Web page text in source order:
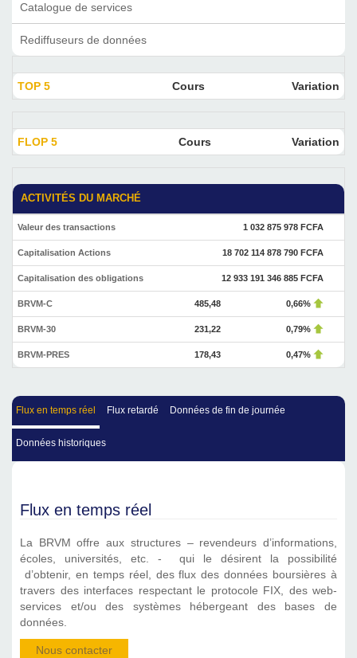
Catalogue de services
Rediffuseurs de données
TOP 5 Cours Variation
FLOP 5 Cours Variation
ACTIVITÉS DU MARCHÉ
Valeur des transactions 1 032 875 978 FCFA
Capitalisation Actions 18 702 114 878 790 FCFA
Capitalisation des obligations 12 933 191 346 885 FCFA
BRVM-C 485,48 0,66%
BRVM-30 231,22 0,79%
BRVM-PRES 178,43 0,47%
Flux en temps réel Flux retardé Données de fin de journée
Données historiques
Flux en temps réel
La BRVM offre aux structures – revendeurs d’informations,
écoles, universités, etc. - qui le désirent la possibilité
d’obtenir, en temps réel, des flux des données boursières à
travers des interfaces respectant le protocole FIX, des web-
services et/ou des systèmes hébergeant des bases de
données.
Nous contacter